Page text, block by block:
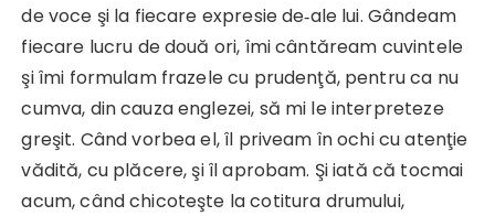
de voce şi la fiecare expresie de‑ale lui. Gândeam
fiecare lucru de două ori, îmi cântăream cuvintele
şi îmi formulam frazele cu pru­denţă, pentru ca nu
cumva, din cauza englezei, să mi le inter­preteze
greşit. Când vorbea el, îl priveam în ochi cu atenţie
vădită, cu plăcere, şi îl aprobam. Şi iată că tocmai
acum, când chicoteşte la cotitura drumului,